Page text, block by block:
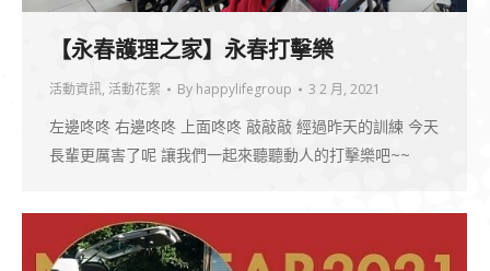
【永春護理之家】永春打擊樂
活動資訊, 活動花絮 By happylifegroup 3 2 月, 2021
左邊咚咚 右邊咚咚 上面咚咚 敲敲敲 經過昨天的訓練 今天
長輩更厲害了呢 讓我們一起來聽聽動人的打擊樂吧~~